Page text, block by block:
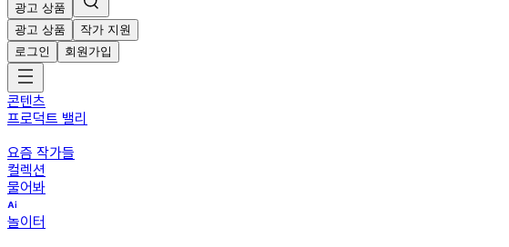
광고 상품
광고 상품
작가 지원
로그인
회원가입
콘텐츠
프로덕트 밸리
요즘 작가들
컬렉션
물어봐
놀이터